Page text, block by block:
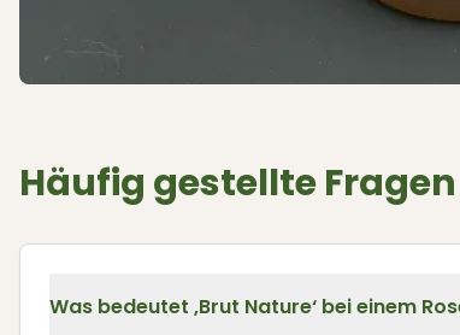
Häufig gestellte Fragen
Was bedeutet ‚Brut Nature‘ bei einem